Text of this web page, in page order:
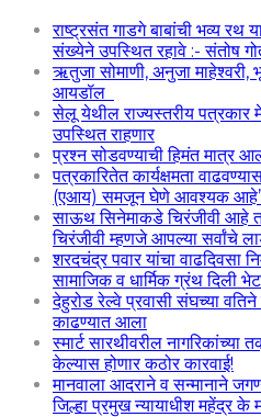
राष्ट्रसंत गाडगे बाबांची भव्य रथ
संख्येने उपस्थित रहावे :- संतोष
ऋतुजा सोमाणी, अनुजा
आयडॉल
सेलू येथील राज्यस्तरीय पत्रकार
उपस्थित राहणार
प्रश्न सोडवण्याची हिमंत मात्र
पत्रकारितेत कार्यक्षमता
(एआय) समजून घेणे आवश्यक आहे”-
साऊथ सिनेमाकडे चिरंजीवी आहे
चिरंजीवी म्हणजे आपल्या सर्वांचे
शरदचंद्र पवार यांचा वाढदिवसा
सामाजिक व धार्मिक ग्रंथ दिली भेट
देहुरोड रेल्वे प्रवासी संघच्या
काढण्यात आला
स्मार्ट सारथीवरील नागरिकांच्या
केल्यास होणार कठोर कारवाई!
मानवाला आदराने व सन्मानाने
जिल्हा प्रमुख न्यायाधीश महेंद्र के